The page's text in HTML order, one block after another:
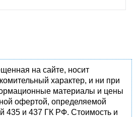
на сайте, носит
характер, и ни при
материалы и цены
офертой, определяемой
435 и 437 ГК РФ. Стоимость и